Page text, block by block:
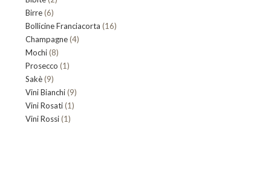
Birre 66
prodotti
Bollicine Franciacorta 1616
Champagne 44
Mochi 88
prodotti
Prosecco 11
Sakè 99
prodotti
Vini Bianchi 99
Vini Rosati 11
Vini Rossi 11